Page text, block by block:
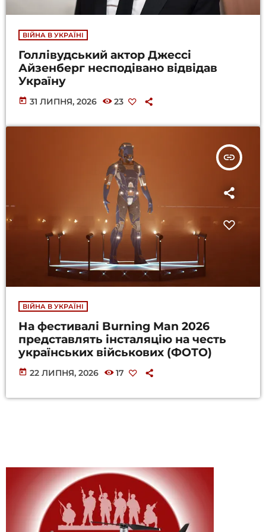
ВІЙНА В УКРАЇНІ
Голлівудський актор Джессі
Айзенберг несподівано відвідав
Україну
today 31 ЛИПНЯ, 2026 23
insert_link
ВІЙНА В УКРАЇНІ
На фестивалі Burning Man 2026
представлять інсталяцію на честь
українських військових (ФОТО)
today 22 ЛИПНЯ, 2026 17